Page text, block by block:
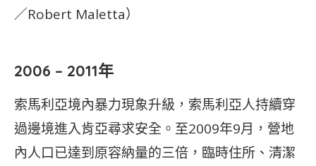
／Robert Maletta）
2006 – 2011年
索馬利亞境內暴力現象升級，索馬利亞人持續穿
過邊境進入肯亞尋求安全。至2009年9月，營地
內人口已達到原容納量的三倍，臨時住所、清潔